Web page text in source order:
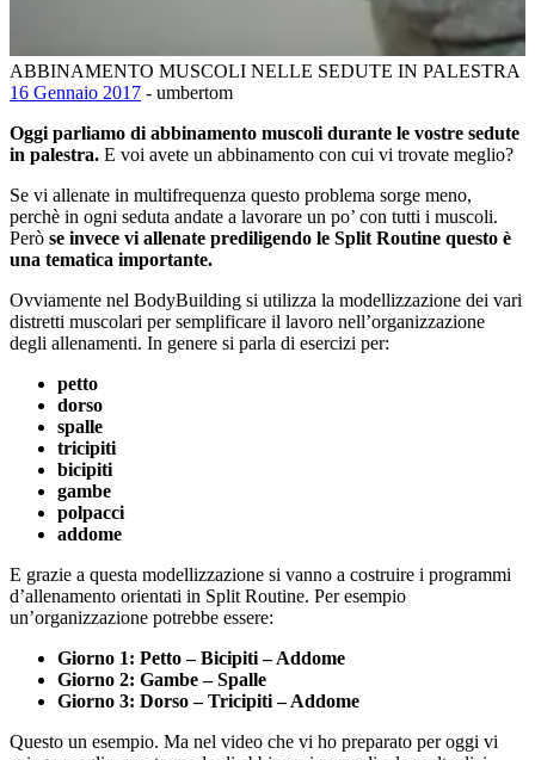
ABBINAMENTO MUSCOLI NELLE SEDUTE IN PALESTRA
16 Gennaio 2017 - umbertom
Oggi parliamo di abbinamento muscoli durante le vostre sedute
in palestra. E voi avete un abbinamento con cui vi trovate meglio?
Se vi allenate in multifrequenza questo problema sorge meno,
perchè in ogni seduta andate a lavorare un po’ con tutti i muscoli.
Però se invece vi allenate prediligendo le Split Routine questo è
una tematica importante.
Ovviamente nel BodyBuilding si utilizza la modellizzazione dei vari
distretti muscolari per semplificare il lavoro nell’organizzazione
degli allenamenti. In genere si parla di esercizi per:
petto
dorso
spalle
tricipiti
bicipiti
gambe
polpacci
addome
E grazie a questa modellizzazione si vanno a costruire i programmi
d’allenamento orientati in Split Routine. Per esempio
un’organizzazione potrebbe essere:
Giorno 1: Petto – Bicipiti – Addome
Giorno 2: Gambe – Spalle
Giorno 3: Dorso – Tricipiti – Addome
Questo un esempio. Ma nel video che vi ho preparato per oggi vi